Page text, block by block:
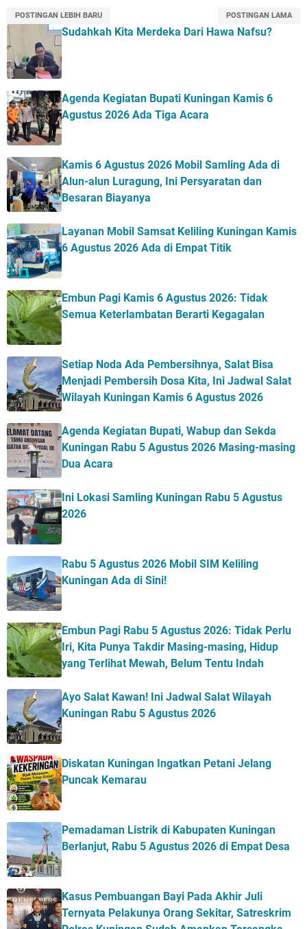
POSTINGAN LEBIH BARU POSTINGAN LAMA
Sudahkah Kita Merdeka Dari Hawa Nafsu?
Agenda Kegiatan Bupati Kuningan Kamis 6
Agustus 2026 Ada Tiga Acara
Kamis 6 Agustus 2026 Mobil Samling Ada di
Alun-alun Luragung, Ini Persyaratan dan
Besaran Biayanya
Layanan Mobil Samsat Keliling Kuningan Kamis
6 Agustus 2026 Ada di Empat Titik
Embun Pagi Kamis 6 Agustus 2026: Tidak
Semua Keterlambatan Berarti Kegagalan
Setiap Noda Ada Pembersihnya, Salat Bisa
Menjadi Pembersih Dosa Kita, Ini Jadwal Salat
Wilayah Kuningan Kamis 6 Agustus 2026
Agenda Kegiatan Bupati, Wabup dan Sekda
Kuningan Rabu 5 Agustus 2026 Masing-masing
Dua Acara
Ini Lokasi Samling Kuningan Rabu 5 Agustus
2026
Rabu 5 Agustus 2026 Mobil SIM Keliling
Kuningan Ada di Sini!
Embun Pagi Rabu 5 Agustus 2026: Tidak Perlu
Iri, Kita Punya Takdir Masing-masing, Hidup
yang Terlihat Mewah, Belum Tentu Indah
Ayo Salat Kawan! Ini Jadwal Salat Wilayah
Kuningan Rabu 5 Agustus 2026
Diskatan Kuningan Ingatkan Petani Jelang
Puncak Kemarau
Pemadaman Listrik di Kabupaten Kuningan
Berlanjut, Rabu 5 Agustus 2026 di Empat Desa
Kasus Pembuangan Bayi Pada Akhir Juli
Ternyata Pelakunya Orang Sekitar, Satreskrim